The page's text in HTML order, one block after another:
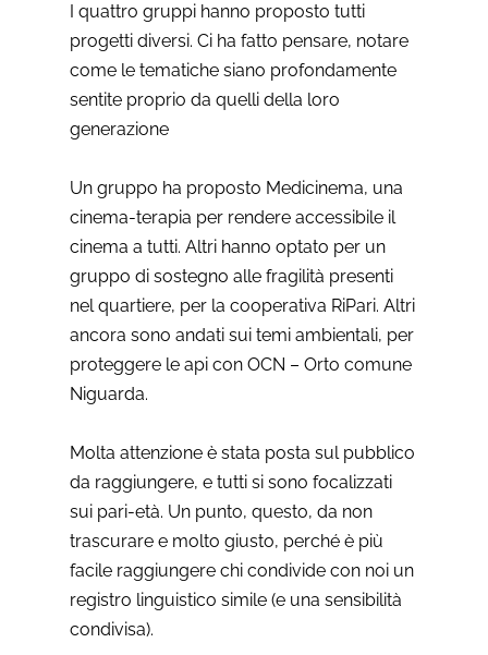
I quattro gruppi hanno proposto tutti
progetti diversi. Ci ha fatto pensare, notare
come le tematiche siano profondamente
sentite proprio da quelli della loro
generazione
Un gruppo ha proposto Medicinema, una
cinema-terapia per rendere accessibile il
cinema a tutti. Altri hanno optato per un
gruppo di sostegno alle fragilità presenti
nel quartiere, per la cooperativa RiPari. Altri
ancora sono andati sui temi ambientali, per
proteggere le api con OCN – Orto comune
Niguarda.
Molta attenzione è stata posta sul pubblico
da raggiungere, e tutti si sono focalizzati
sui pari-età. Un punto, questo, da non
trascurare e molto giusto, perché è più
facile raggiungere chi condivide con noi un
registro linguistico simile (e una sensibilità
condivisa).